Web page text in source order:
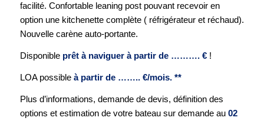
facilité. Confortable leaning post pouvant recevoir en
option une kitchenette complète ( réfrigérateur et réchaud).
Nouvelle carène auto-portante.
Disponible prêt à naviguer à partir de ………. € !
LOA possible à partir de …….. €/mois. **
Plus d’informations, demande de devis, définition des
options et estimation de votre bateau sur demande au 02